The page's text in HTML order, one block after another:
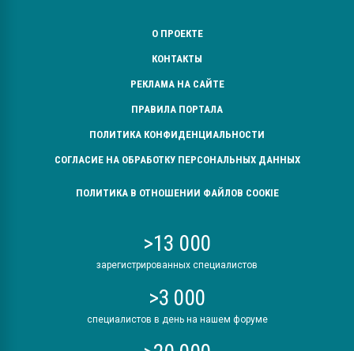
О ПРОЕКТЕ
КОНТАКТЫ
РЕКЛАМА НА САЙТЕ
ПРАВИЛА ПОРТАЛА
ПОЛИТИКА КОНФИДЕНЦИАЛЬНОСТИ
СОГЛАСИЕ НА ОБРАБОТКУ ПЕРСОНАЛЬНЫХ ДАННЫХ
ПОЛИТИКА В ОТНОШЕНИИ ФАЙЛОВ COOKIE
>13 000
зарегистрированных специалистов
>3 000
специалистов в день на нашем форуме